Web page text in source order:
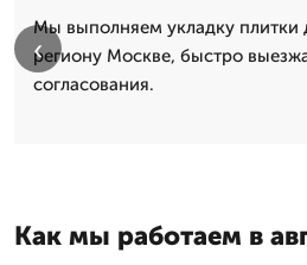
Мы выполняем укладку плитки
региону Москве, быстро
согласования.
‹
Как мы работаем в